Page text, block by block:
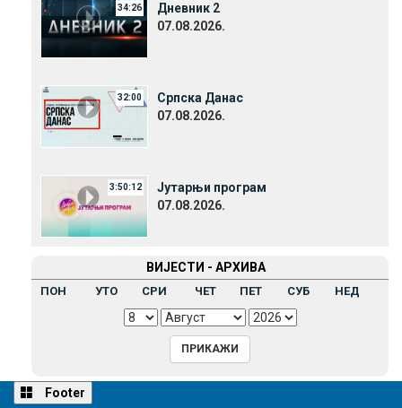
34:26
Дневник 2
07.08.2026.
32:00
Српска Данас
07.08.2026.
3:50:12
Јутарњи програм
07.08.2026.
ВИЈЕСТИ - АРХИВА
ПОН УТО СРИ ЧЕТ ПЕТ СУБ НЕД
Footer